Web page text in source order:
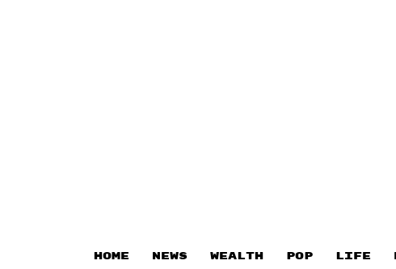
HOME NEWS WEALTH POP LIFE